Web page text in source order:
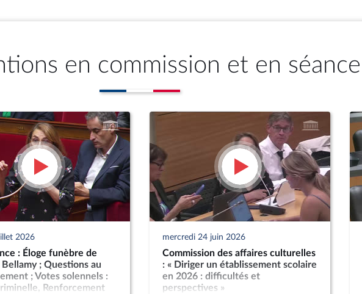
en commission et en séance
2026
: Éloge funèbre de
; Questions au
; Votes solennels :
Renforcement
mercredi 24 juin 2026
Commission des affaires culturelles
: « Diriger un établissement scolaire
en 2026 : difficultés et
perspectives »